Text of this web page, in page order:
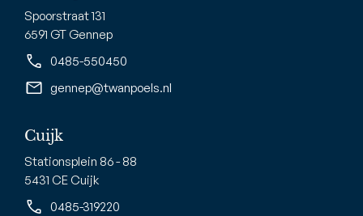
Spoorstraat 131
6591 GT Gennep
0485-550450
gennep@twanpoels.nl
Cuijk
Stationsplein 86 - 88
5431 CE Cuijk
0485-319220